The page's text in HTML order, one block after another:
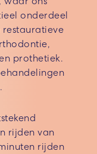
onderdeel
restauratieve
prothetiek.
rijden van
rijden